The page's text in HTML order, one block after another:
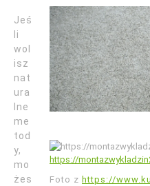
https://
Foto z https://
Jeś
li
wol
isz
nat
ura
lne
me
tod
y,
mo
żes